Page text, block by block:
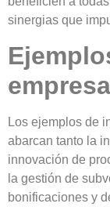
sinergias que
Los ejemplos de
abarcan tanto la
innovación de
la gestión de
bonificaciones y